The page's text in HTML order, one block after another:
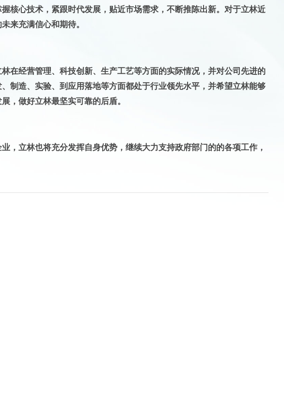
核心技术，紧跟时代发展，贴近市场需求，不断推陈出新。对于立林近
来充满信心和期待。
在经营管理、科技创新、生产工艺等方面的实际情况，并对公司先进的
制造、实验、到应用落地等方面都处于行业领先水平，并希望立林能够
，做好立林最坚实可靠的后盾。
，立林也将充分发挥自身优势，继续大力支持政府部门的的各项工作，